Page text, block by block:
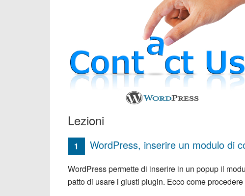
Lezioni
1 WordPress, inserire un modulo di
WordPress permette di inserire in un popup il
patto di usare i giusti plugin. Ecco come procedere